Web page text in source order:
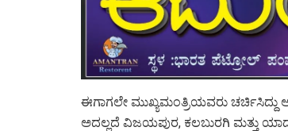
ಈಗಾಗಲೇ ಮುಖ್ಯಮಂತ್ರಿಯವರು
ಅದಲ್ಲದೆ ವಿಜಯಪುರ, ಕಲಬುರಗಿ ಮತ್ತು